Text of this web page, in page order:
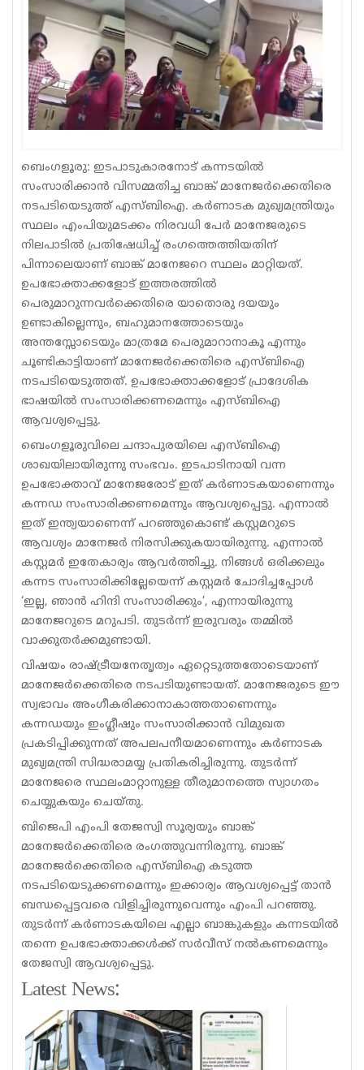
Sports
Jwala
Classifieds
Law
ബെംഗളൂരു: ഇടപാടുകാരനോട് കന്നടയിൽ
സംസാരിക്കാൻ വിസമ്മതിച്ച ബാങ്ക് മാനേജർക്കെതിരെ
നടപടിയെടുത്ത് എസ്ബിഐ. കർണാടക മുഖ്യമന്ത്രിയും
സ്ഥലം എംപിയുമടക്കം നിരവധി പേർ മാനേജരുടെ
നിലപാടിൽ പ്രതിഷേധിച്ച് രംഗത്തെത്തിയതിന്
പിന്നാലെയാണ് ബാങ്ക് മാനേജറെ സ്ഥലം മാറ്റിയത്.
ഉപഭോക്താക്കളോട് ഇത്തരത്തിൽ
പെരുമാറുന്നവർക്കെതിരെ യാതൊരു ദയയും
ഉണ്ടാകില്ലെന്നും, ബഹുമാനത്തോടെയും
അന്തസ്സോടെയും മാത്രമേ പെരുമാറാനാകൂ എന്നും
ചൂണ്ടികാട്ടിയാണ് മാനേജർക്കെതിരെ എസ്ബിഐ
നടപടിയെടുത്തത്. ഉപഭോക്താക്കളോട് പ്രാദേശിക
ഭാഷയിൽ സംസാരിക്കണമെന്നും എസ്ബിഐ
ആവശ്യപ്പെട്ടു.
ബെംഗളൂരുവിലെ ചന്ദാപുരയിലെ എസ്ബിഐ
ശാഖയിലായിരുന്നു സംഭവം. ഇടപാടിനായി വന്ന
ഉപഭോക്താവ് മാനേജരോട് ഇത് കർണാടകയാണെന്നും
കന്നഡ സംസാരിക്കണമെന്നും ആവശ്യപ്പെട്ടു. എന്നാൽ
ഇത് ഇന്ത്യയാണെന്ന് പറഞ്ഞുകൊണ്ട് കസ്റ്റമറുടെ
ആവശ്യം മാനേജർ നിരസിക്കുകയായിരുന്നു. എന്നാൽ
കസ്റ്റമർ ഇതേകാര്യം ആവർത്തിച്ചു. നിങ്ങൾ ഒരിക്കലും
കന്നട സംസാരിക്കില്ലേയെന്ന് കസ്റ്റമർ ചോദിച്ചപ്പോൾ
‘ഇല്ല, ഞാൻ ഹിന്ദി സംസാരിക്കും’, എന്നായിരുന്നു
മാനേജറുടെ മറുപടി. തുടർന്ന് ഇരുവരും തമ്മിൽ
വാക്കുതർക്കമുണ്ടായി.
വിഷയം രാഷ്ട്രീയനേതൃത്വം ഏറ്റെടുത്തതോടെയാണ്
മാനേജർക്കെതിരെ നടപടിയുണ്ടായത്. മാനേജരുടെ ഈ
സ്വഭാവം അംഗീകരിക്കാനാകാത്തതാണെന്നും
കന്നഡയും ഇംഗ്ലീഷും സംസാരിക്കാൻ വിമുഖത
പ്രകടിപ്പിക്കുന്നത് അപലപനീയമാണെന്നും കർണാടക
മുഖ്യമന്ത്രി സിദ്ധരാമയ്യ പ്രതികരിച്ചിരുന്നു. തുടർന്ന്
മാനേജരെ സ്ഥലംമാറ്റാനുള്ള തീരുമാനത്തെ സ്വാഗതം
ചെയ്യുകയും ചെയ്തു.
ബിജെപി എംപി തേജസ്വി സൂര്യയും ബാങ്ക്
മാനേജർക്കെതിരെ രംഗത്തുവന്നിരുന്നു. ബാങ്ക്
മാനേജർക്കെതിരെ എസ്ബിഐ കടുത്ത
നടപടിയെടുക്കണമെന്നും ഇക്കാര്യം ആവശ്യപ്പെട്ട് താൻ
ബന്ധപ്പെട്ടവരെ വിളിച്ചിരുന്നുവെന്നും എംപി പറഞ്ഞു.
തുടർന്ന് കർണാടകയിലെ എല്ലാ ബാങ്കുകളും കന്നടയിൽ
തന്നെ ഉപഭോക്താക്കൾക്ക് സർവീസ് നൽകണമെന്നും
തേജസ്വി ആവശ്യപ്പെട്ടു.
Latest News: